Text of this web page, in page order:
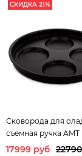
СКИДКА 21%
Сковорода для
съемная ручка
арт. AMT I-226
17999 руб